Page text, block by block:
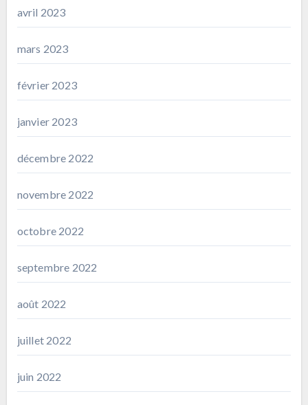
avril 2023
mars 2023
février 2023
janvier 2023
décembre 2022
novembre 2022
octobre 2022
septembre 2022
août 2022
juillet 2022
juin 2022